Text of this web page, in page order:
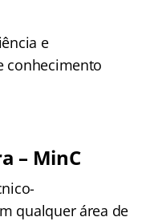
e
conhecimento
– MinC
qualquer área de